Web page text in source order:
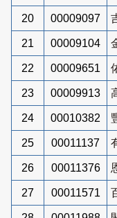
20 00009097
21 00009104
22 00009651
23 00009913
24 00010382
25 00011137
26 00011376
27 00011571